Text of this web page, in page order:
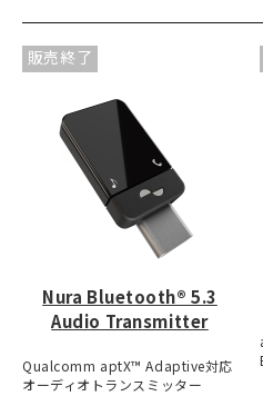
販売終了
Nura Bluetooth® 5.3
Audio Transmitter
Qualcomm aptX™ Adaptive対応
オーディオトランスミッター